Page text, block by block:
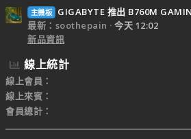
主機板
GIGABYTE 推出 B760M
最新：soothepain
今天 12:02
新品資訊
線上統計
線上會員
線上來賓
會員總計